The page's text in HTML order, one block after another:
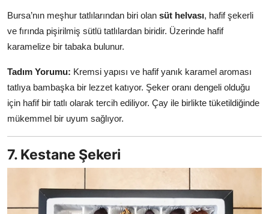
Bursa’nın meşhur tatlılarından biri olan süt helvası, hafif şekerli
ve fırında pişirilmiş sütlü tatlılardan biridir. Üzerinde hafif
karamelize bir tabaka bulunur.
Tadım Yorumu: Kremsi yapısı ve hafif yanık karamel aroması
tatlıya bambaşka bir lezzet katıyor. Şeker oranı dengeli olduğu
için hafif bir tatlı olarak tercih ediliyor. Çay ile birlikte tüketildiğinde
mükemmel bir uyum sağlıyor.
7. Kestane Şekeri